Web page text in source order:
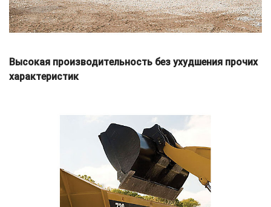
Высокая производительность без ухудшения прочих
характеристик